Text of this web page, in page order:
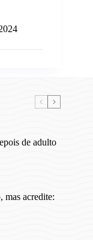
de adulto
acredite: